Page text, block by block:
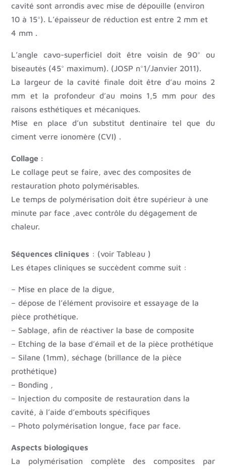
cavité sont arrondis avec mise de dépouille (environ
10 à 15°). L’épaisseur de réduction est entre 2 mm et
4 mm .
L’angle cavo-superficiel doit être voisin de 90° ou
biseautés (45° maximum). (JOSP n°1/Janvier 2011).
La largeur de la cavité finale doit être d’au moins 2
mm et la profondeur d’au moins 1,5 mm pour des
raisons esthétiques et mécaniques.
Mise en place d’un substitut dentinaire tel que du
ciment verre ionomère (CVI) .
Collage :
Le collage peut se faire, avec des composites de
restauration photo polymérisables.
Le temps de polymérisation doit être supérieur à une
minute par face ,avec contrôle du dégagement de
chaleur.
Séquences cliniques : (voir Tableau )
Les étapes cliniques se succèdent comme suit :
– Mise en place de la digue,
– dépose de l’élément provisoire et essayage de la
pièce prothétique.
– Sablage, afin de réactiver la base de composite
– Etching de la base d’émail et de la pièce prothétique
– Silane (1mm), séchage (brillance de la pièce
prothétique)
– Bonding ,
– Injection du composite de restauration dans la
cavité, à l’aide d’embouts spécifiques
– Photo polymérisation longue, face par face.
Aspects biologiques
La polymérisation complète des composites par